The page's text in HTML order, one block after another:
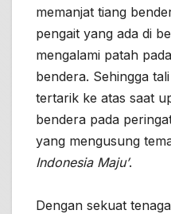
memanjat tiang
pengait yang ada di
mengalami patah
bendera. Sehingga
tertarik ke atas saat
bendera pada
yang mengusung
Indonesia Maju’.
Dengan sekuat